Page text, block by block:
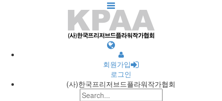
회원가입
로그인
(사)한국프리저브드플라워작가협회